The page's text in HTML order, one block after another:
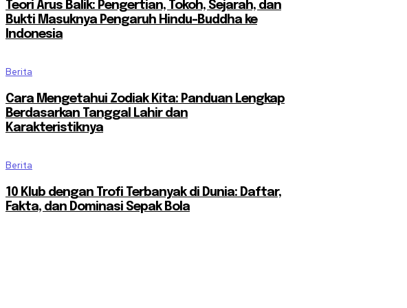
Teori Arus Balik: Pengertian, Tokoh, Sejarah, dan
Bukti Masuknya Pengaruh Hindu-Buddha ke
Indonesia
Berita
Cara Mengetahui Zodiak Kita: Panduan Lengkap
Berdasarkan Tanggal Lahir dan
Karakteristiknya
Berita
10 Klub dengan Trofi Terbanyak di Dunia: Daftar,
Fakta, dan Dominasi Sepak Bola